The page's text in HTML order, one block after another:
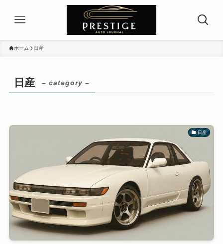
ホーム 日産
日産 – category –
日産